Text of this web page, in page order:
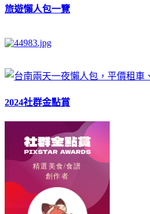
旅遊懶人包一覽
2024社群金點賞